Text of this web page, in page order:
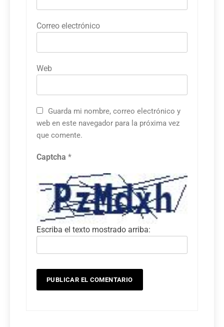
Correo electrónico
Web
Guarda mi nombre, correo electrónico y
web en este navegador para la próxima vez
que comente.
Captcha *
Escriba el texto mostrado arriba: